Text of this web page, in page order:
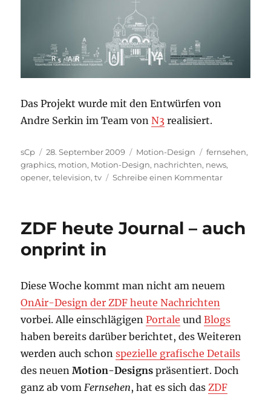
Das Projekt wurde mit den Entwürfen von
Andre Serkin im Team vonN3 realisiert.
Autor
sCp
Veröffentlicht
am
28. September 2009 Kategorien
Motion-Design Schlagwörter
fernsehen,
graphics, motion, Motion-Design, nachrichten, news,
opener,television,tv Schreibe einen Kommentarzu
today
ZDF heute Journal – auch
onprint in
Diese Woche kommt man nicht am neuem
OnAir-Design der ZDF heute Nachrichten
vorbei. Alle einschlägigenPortale undBlogs
haben bereits darüber berichtet, des Weiteren
werden auch schonspezielle grafische Details
des neuenMotion-Designs präsentiert. Doch
ganz ab vom Fernsehen, hat es sich das ZDF